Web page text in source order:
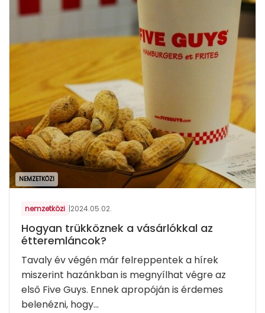
NEMZETKÖZI
nemzetközi |2024.05.02.
Hogyan trükköznek a vásárlókkal az
étteremláncok?
Tavaly év végén már felreppentek a hírek
miszerint hazánkban is megnyílhat végre az
első Five Guys. Ennek apropóján is érdemes
belenézni, hogy...